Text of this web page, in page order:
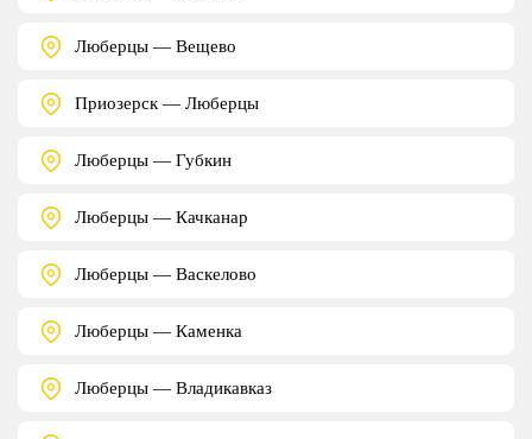
Люберцы — Вещево
Приозерск — Люберцы
Люберцы — Губкин
Люберцы — Качканар
Люберцы — Васкелово
Люберцы — Каменка
Люберцы — Владикавказ